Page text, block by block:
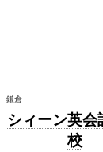
鎌倉
シィーン英会
校